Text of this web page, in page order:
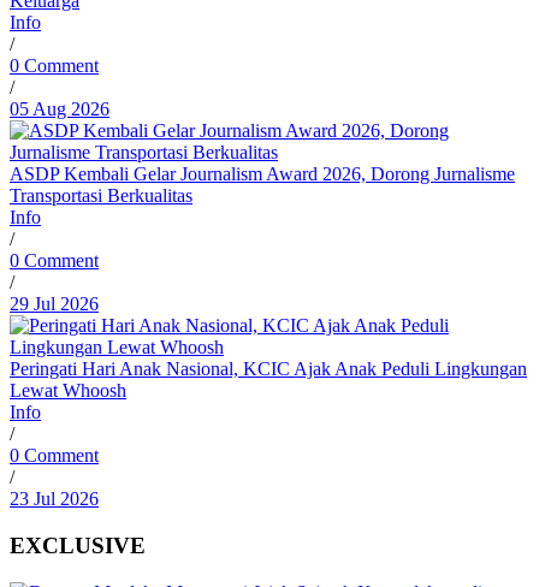
Info
/
0 Comment
/
05 Aug 2026
ASDP Kembali Gelar Journalism Award 2026, Dorong Jurnalisme
Transportasi Berkualitas
Info
/
0 Comment
/
29 Jul 2026
Peringati Hari Anak Nasional, KCIC Ajak Anak Peduli Lingkungan
Lewat Whoosh
Info
/
0 Comment
/
23 Jul 2026
EXCLUSIVE